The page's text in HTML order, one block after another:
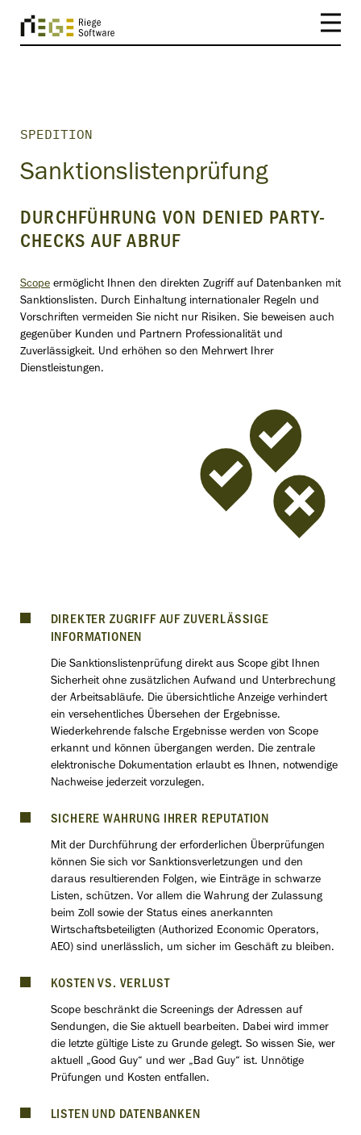
SPEDITION
Sanktionslistenprüfung
DURCHFÜHRUNG VON DENIED PARTY-
CHECKS AUF ABRUF
Scope ermöglicht Ihnen den direkten Zugriff auf Datenbanken mit
Sanktionslisten. Durch Einhaltung internationaler Regeln und
Vorschriften vermeiden Sie nicht nur Risiken. Sie beweisen auch
gegenüber Kunden und Partnern Professionalität und
Zuverlässigkeit. Und erhöhen so den Mehrwert Ihrer
Dienstleistungen.
DIREKTER ZUGRIFF AUF ZUVERLÄSSIGE
INFORMATIONEN
Die Sanktionslistenprüfung direkt aus Scope gibt Ihnen
Sicherheit ohne zusätzlichen Aufwand und Unterbrechung
der Arbeitsabläufe. Die übersichtliche Anzeige verhindert
ein versehentliches Übersehen der Ergebnisse.
Wiederkehrende falsche Ergebnisse werden von Scope
erkannt und können übergangen werden. Die zentrale
elektronische Dokumentation erlaubt es Ihnen, notwendige
Nachweise jederzeit vorzulegen.
SICHERE WAHRUNG IHRER REPUTATION
Mit der Durchführung der erforderlichen Überprüfungen
können Sie sich vor Sanktionsverletzungen und den
daraus resultierenden Folgen, wie Einträge in schwarze
Listen, schützen. Vor allem die Wahrung der Zulassung
beim Zoll sowie der Status eines anerkannten
Wirtschaftsbeteiligten (Authorized Economic Operators,
AEO) sind unerlässlich, um sicher im Geschäft zu bleiben.
KOSTEN VS. VERLUST
Scope beschränkt die Screenings der Adressen auf
Sendungen, die Sie aktuell bearbeiten. Dabei wird immer
die letzte gültige Liste zu Grunde gelegt. So wissen Sie, wer
aktuell „Good Guy“ und wer „Bad Guy“ ist. Unnötige
Prüfungen und Kosten entfallen.
LISTEN UND DATENBANKEN